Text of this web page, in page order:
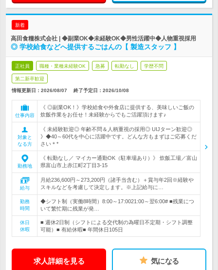
新着
高田食糧株式会社 | ◆副業OK◆未経験OK◆男性活躍中◆人物重視採用
◎ 学校給食などへ提供するごはんの【 製造スタッフ 】
正社員 職種・業種未経験OK 急募 転勤なし 学歴不問
第二新卒歓迎
情報更新日：2026/08/07 終了予定日： 2026/10/08
仕事内容
《 ◎副業OK！》学校給食や外食店に提供する、美味しいご飯の
炊飯作業をお任せ！未経験からでもご活躍頂けます♪
対象と
なる方
《 未経験歓迎◎ 年齢不問＆人柄重視の採用◎ UIJターン歓迎◎
》◆40～60代を中心に活躍中です。どんな方もまずはご応募くだ
さい＊*
勤務地
《 転勤なし／ マイカー通勤OK（駐車場あり）》 炊飯工場／富山
県富山市上赤江町2丁目3-15
給与
月給236,600円～273,200円（諸手当含む）＋賞与年2回※経験や
スキルなどを考慮して決定します。※上記給与に…
勤務
時間
◆シフト制（実働8時間）8:00～17:0021:00～翌6:00# ■残業につ
いて繁忙期に残業が発…
休日
休暇
■ 週休2日制（シフトによる交代制の為曜日不定期・シフト調整
可能）■ 有給休暇■ 年間休日105日
求人詳細を見る 気になる